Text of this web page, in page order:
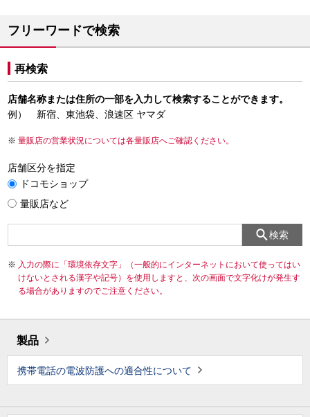
フリーワードで検索
再検索
店舗名称または住所の一部を入力して検索することができます。
例） 新宿、東池袋、浪速区 ヤマダ
量販店の営業状況については各量販店へご確認ください。
店舗区分を指定
ドコモショップ
量販店など
検索
入力の際に「環境依存文字」（一般的にインターネットにおいて使ってはい
けないとされる漢字や記号）を使用しますと、次の画面で文字化けが発生す
る場合がありますのでご注意ください。
製品
携帯電話の電波防護への適合性について